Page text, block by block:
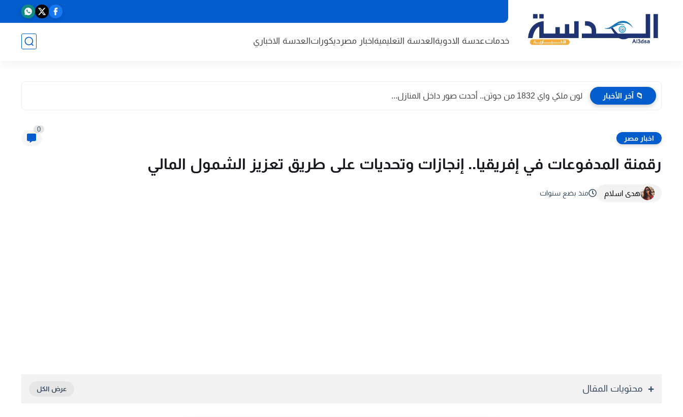
خدماتعدسة الادويةالعدسة التعليميةاخبار مصر ديكوراتالعدسة الاخباري
📁 آخر الأخبار لون ملكي واي 1832 من جوتن.. أحدث صور داخل المنازل...
اخبار مصر
0
رقمنة المدفوعات في إفريقيا.. إنجازات وتحديات على طريق تعزيز الشمول المالي
هدى اسلام منذ بضع سنوات
محتويات المقال